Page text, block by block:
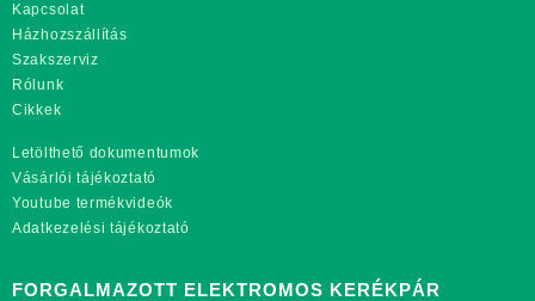
Kapcsolat
Házhozszállítás
Szakszerviz
Rólunk
Cikkek
Letölthető dokumentumok
Vásárlói tájékoztató
Youtube termékvideók
Adatkezelési tájékoztató
FORGALMAZOTT ELEKTROMOS KERÉKPÁR